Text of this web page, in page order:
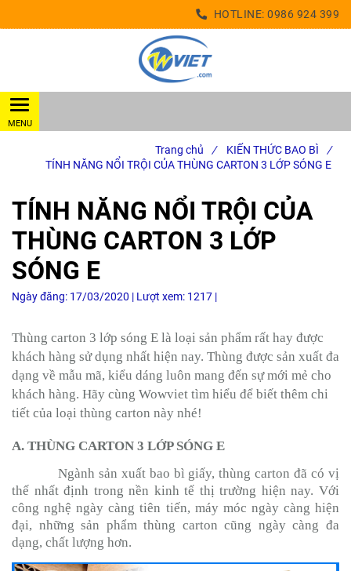
HOTLINE: 0986 924 399
Trang chủ / KIẾN THỨC BAO BÌ
/
TÍNH NĂNG NỔI TRỘI CỦA THÙNG CARTON 3 LỚP SÓNG E
TÍNH NĂNG NỔI TRỘI CỦA
THÙNG CARTON 3 LỚP
SÓNG E
Ngày đăng: 17/03/2020 | Lượt xem: 1217 |
Thùng carton 3 lớp sóng E là loại sản phẩm rất hay được
khách hàng sử dụng nhất hiện nay. Thùng được sản xuất đa
dạng về mẫu mã, kiểu dáng luôn mang đến sự mới mẻ cho
khách hàng. Hãy cùng Wowviet tìm hiểu để biết thêm chi
tiết của loại thùng carton này nhé!
A. THÙNG CARTON 3 LỚP SÓNG E
Ngành sản xuất bao bì giấy, thùng carton đã có vị
thế nhất định trong nền kinh tế thị trường hiện nay. Với
công nghệ ngày càng tiên tiến, máy móc ngày càng hiện
đại, những sản phẩm thùng carton cũng ngày càng đa
dạng, chất lượng hơn.